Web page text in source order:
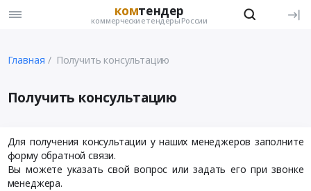
комтендер
коммерческие тендеры России
Главная Получить консультацию
Получить консультацию
Для получения консультации у наших менеджеров заполните
форму обратной связи.
Вы можете указать свой вопрос или задать его при звонке
менеджера.